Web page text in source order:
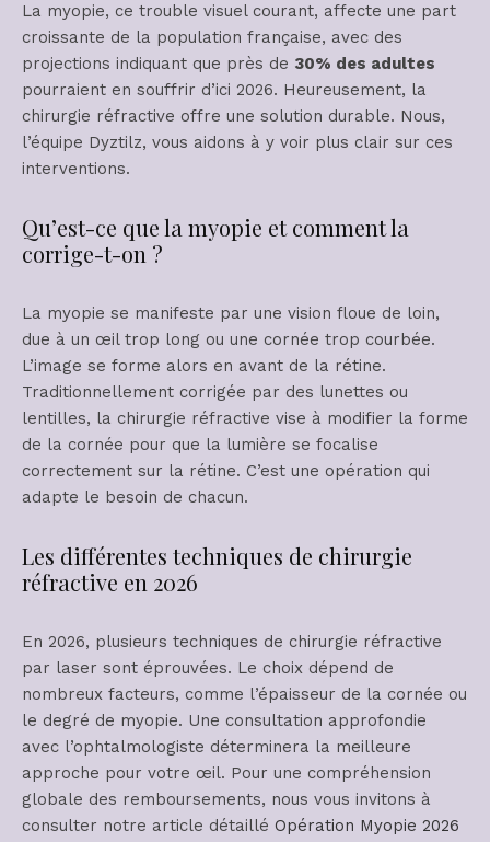
La myopie, ce trouble visuel courant, affecte une part
croissante de la population française, avec des
projections indiquant que près de 30% des adultes
pourraient en souffrir d’ici 2026. Heureusement, la
chirurgie réfractive offre une solution durable. Nous,
l’équipe Dyztilz, vous aidons à y voir plus clair sur ces
interventions.
Qu’est-ce que la myopie et comment la
corrige-t-on ?
La myopie se manifeste par une vision floue de loin,
due à un œil trop long ou une cornée trop courbée.
L’image se forme alors en avant de la rétine.
Traditionnellement corrigée par des lunettes ou
lentilles, la chirurgie réfractive vise à modifier la forme
de la cornée pour que la lumière se focalise
correctement sur la rétine. C’est une opération qui
adapte le besoin de chacun.
Les différentes techniques de chirurgie
réfractive en 2026
En 2026, plusieurs techniques de chirurgie réfractive
par laser sont éprouvées. Le choix dépend de
nombreux facteurs, comme l’épaisseur de la cornée ou
le degré de myopie. Une consultation approfondie
avec l’ophtalmologiste déterminera la meilleure
approche pour votre œil. Pour une compréhension
globale des remboursements, nous vous invitons à
consulter notre article détaillé Opération Myopie 2026